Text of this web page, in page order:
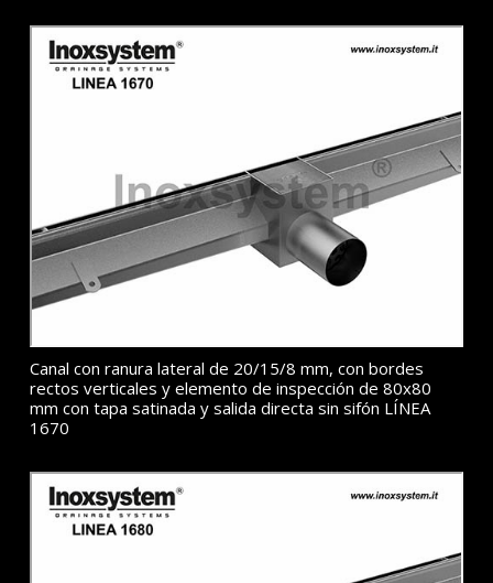
Canal con ranura lateral de 20/15/8 mm, con bordes
rectos verticales y elemento de inspección de 80x80
mm con tapa satinada y salida directa sin sifón LÍNEA
1670